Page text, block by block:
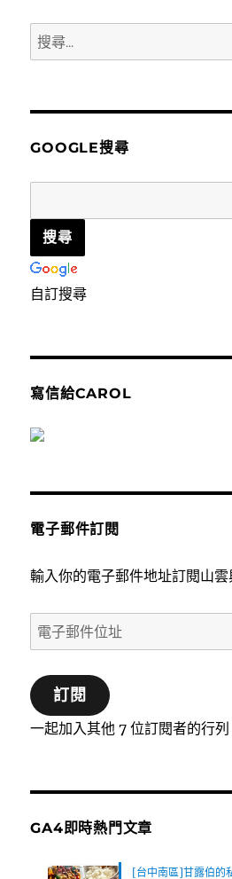
搜
尋
鍵
GOOGLE搜尋
自訂搜尋
寫信給CAROL
電子郵件訂閱
輸入你的電子郵件地址訂閱山
電
子
郵
件
位
訂閱
一起加入其他 7 位訂閱者的行列
GA4即時熱門文章
[台中南區]甘露伯的